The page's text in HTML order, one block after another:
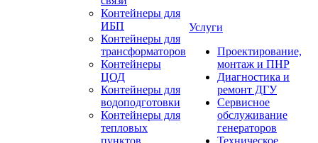
Контейнеры для
ИБП
Контейнеры для
трансформаторов
Контейнеры
ЦОД
Контейнеры для
водоподготовки
Контейнеры для
тепловых
пунктов
Услуги
Проектирование,
монтаж и ПНР
Диагностика и
ремонт ДГУ
Сервисное
обслуживание
генераторов
Техническое